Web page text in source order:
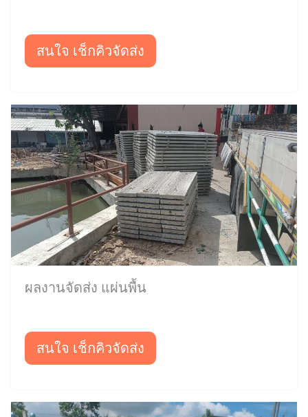
สนใจ เช็กคิวจัดส่ง
ผลงานจัดส่ง แผ่นพื้น
สนใจ เช็กคิวจัดส่ง